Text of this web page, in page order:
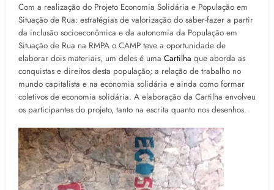
Com a realização do Projeto Economia Solidária e População em
Situação de Rua: estratégias de valorização do saber-fazer a partir
da inclusão socioeconômica e da autonomia da População em
Situação de Rua na RMPA o CAMP teve a oportunidade de
elaborar dois materiais, um deles é uma Cartilha que aborda as
conquistas e direitos desta população; a relação de trabalho no
mundo capitalista e na economia solidária e ainda como formar
coletivos de economia solidária. A elaboração da Cartilha envolveu
os participantes do projeto, tanto na escrita quanto nos desenhos.